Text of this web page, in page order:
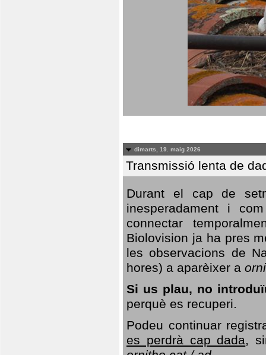
dimarts, 19. maig 2026
Transmissió lenta de
Durant el cap de
inesperadament i
connectar
Biolovision ja ha pres
les observacions de
hores) a aparèixer a
Si us plau, no
perquè es recuperi.
Podeu continuar
es perdrà cap dada,